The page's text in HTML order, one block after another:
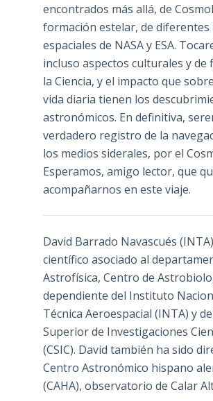
encontrados más allá, de
formación estelar, de diferentes
espaciales de NASA y ESA.
incluso aspectos culturales y de
la Ciencia, y el impacto que
vida diaria tienen los
astronómicos. En definitiva,
verdadero registro de la
los medios siderales, por el
Esperamos, amigo lector, que
acompañarnos en este viaje.
David Barrado Navascués
científico asociado al
Astrofísica, Centro de
dependiente del Instituto
Técnica Aeroespacial (INTA) y
Superior de Investigaciones
(CSIC). David también ha sido
Centro Astronómico hispano
(CAHA), observatorio de Calar